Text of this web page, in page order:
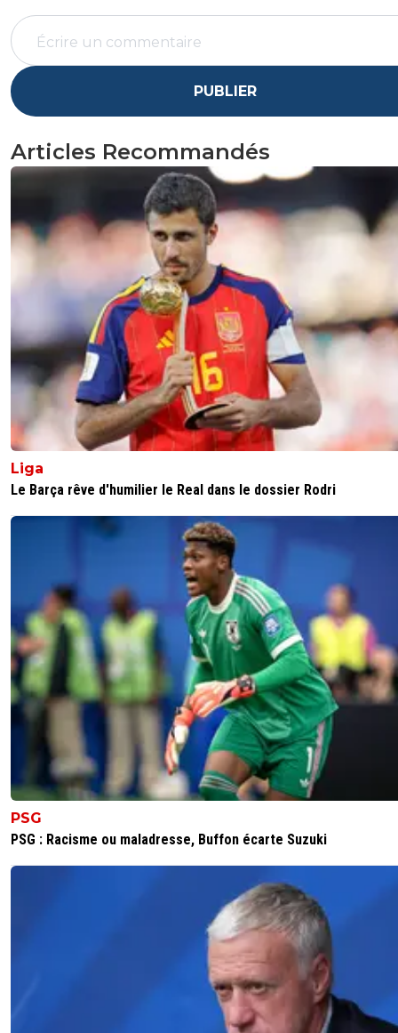
PUBLIER
Articles Recommandés
Liga
Le Barça rêve d'humilier le Real dans le dossier Rodri
PSG
PSG : Racisme ou maladresse, Buffon écarte Suzuki